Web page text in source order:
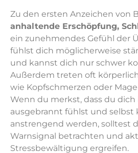
Zu den ersten Anzeichen von
anhaltende Erschöpfung,
ein zunehmendes Gefühl der
fühlst dich möglicherweise
und kannst dich nur schwer
Außerdem treten oft
wie Kopfschmerzen oder
Wenn du merkst, dass du
ausgebrannt fühlst und selbst
anstrengend werden, solltest
Warnsignal betrachten und
Stressbewältigung ergreifen.